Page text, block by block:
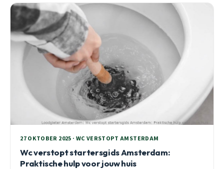
27 OKTOBER 2025 · WC VERSTOPT AMSTERDAM
Wc verstopt startersgids Amsterdam:
Praktische hulp voor jouw huis